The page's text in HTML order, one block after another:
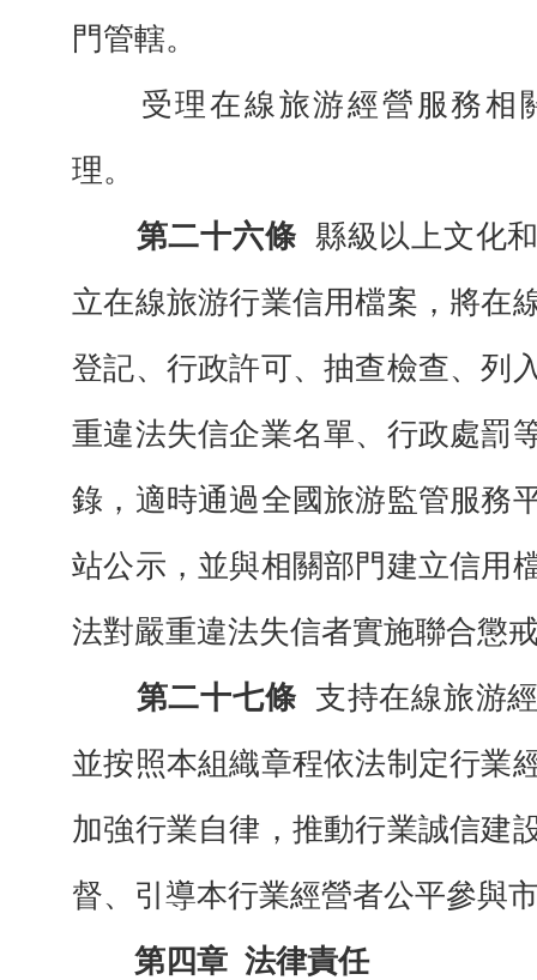
門管轄。
受理在線旅游經營服務相
理。
第二十六條 縣級以上文化
立在線旅游行業信用檔案，將在
登記、行政許可、抽查檢查、列
重違法失信企業名單、行政處罰
錄，適時通過全國旅游監管服務
站公示，並與相關部門建立信用
法對嚴重違法失信者實施聯合懲
第二十七條 支持在線旅游
並按照本組織章程依法制定行業
加強行業自律，推動行業誠信建
督、引導本行業經營者公平參與
第四章 法律責任